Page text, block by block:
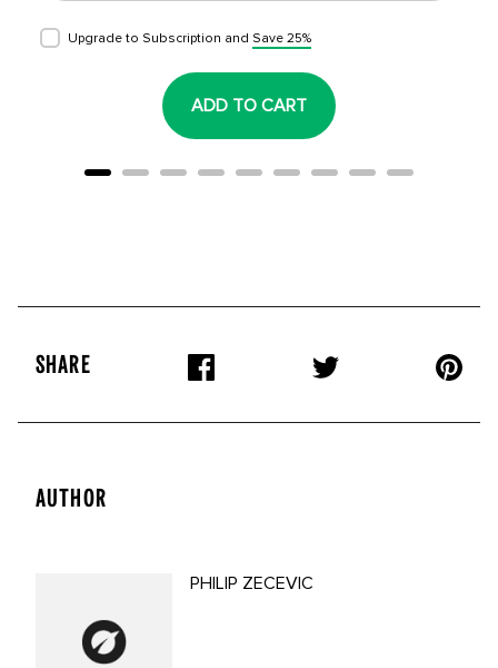
Upgrade to Subscription and Save 25%
ADD TO CART
SHARE
AUTHOR
PHILIP ZECEVIC